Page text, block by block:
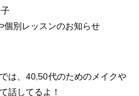
個別レッスンのお知らせ
は、40,50代のためのメイクや
話してるよ！